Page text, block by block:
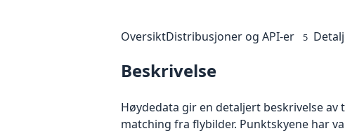
OversiktDistribusjoner og API-er 5
Beskrivelse
Høydedata gir en detaljert beskrivelse
matching fra flybilder. Punktskyene har